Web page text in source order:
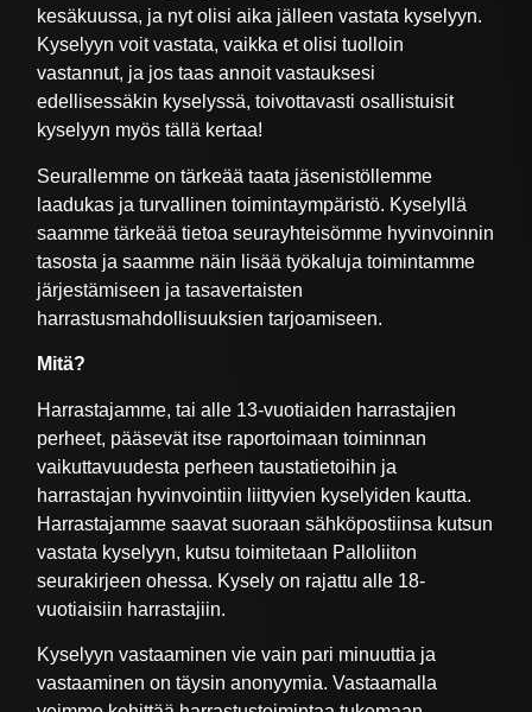
kesäkuussa, ja nyt olisi aika jälleen vastata kyselyyn.
Kyselyyn voit vastata, vaikka et olisi tuolloin
vastannut, ja jos taas annoit vastauksesi
edellisessäkin kyselyssä, toivottavasti osallistuisit
kyselyyn myös tällä kertaa!
Seurallemme on tärkeää taata jäsenistöllemme
laadukas ja turvallinen toimintaympäristö. Kyselyllä
saamme tärkeää tietoa seurayhteisömme hyvinvoinnin
tasosta ja saamme näin lisää työkaluja toimintamme
järjestämiseen ja tasavertaisten
harrastusmahdollisuuksien tarjoamiseen.
Mitä?
Harrastajamme, tai alle 13-vuotiaiden harrastajien
perheet, pääsevät itse raportoimaan toiminnan
vaikuttavuudesta perheen taustatietoihin ja
harrastajan hyvinvointiin liittyvien kyselyiden kautta.
Harrastajamme saavat suoraan sähköpostiinsa kutsun
vastata kyselyyn, kutsu toimitetaan Palloliiton
seurakirjeen ohessa. Kysely on rajattu alle 18-
vuotiaisiin harrastajiin.
Kyselyyn vastaaminen vie vain pari minuuttia ja
vastaaminen on täysin anonyymia. Vastaamalla